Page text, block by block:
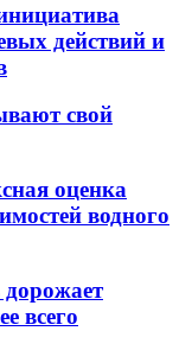
действий и
свой
оценка
водного
всего